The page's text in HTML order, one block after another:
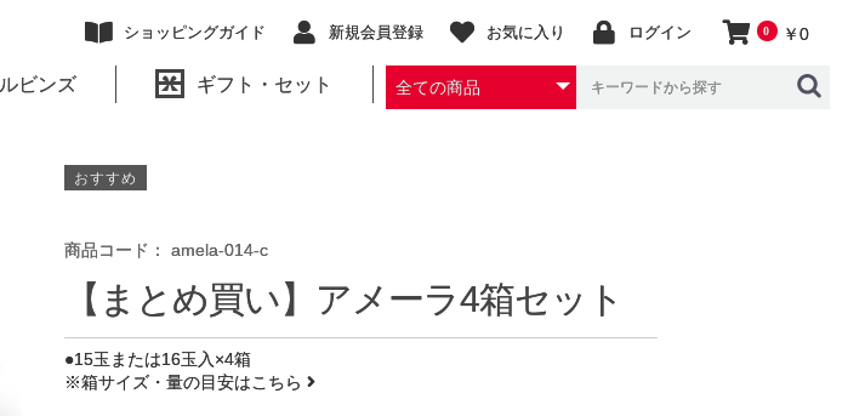
ショッピングガイド 新規会員登録 お気に入り ログイン 0 ￥0
ルビンズ ギフト・セット
おすすめ
商品コード： amela-014-c
【まとめ買い】アメーラ4箱セット
●15玉または16玉入×4箱
※箱サイズ・量の目安はこちら